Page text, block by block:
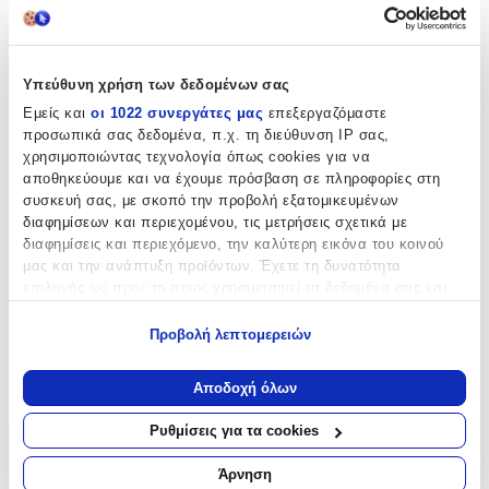
Υπεύθυνη χρήση των δεδομένων σας
Εμείς και οι 1022 συνεργάτες μας επεξεργαζόμαστε
προσωπικά σας δεδομένα, π.χ. τη διεύθυνση IP σας,
χρησιμοποιώντας τεχνολογία όπως cookies για να
αποθηκεύουμε και να έχουμε πρόσβαση σε πληροφορίες στη
συσκευή σας, με σκοπό την προβολή εξατομικευμένων
διαφημίσεων και περιεχομένου, τις μετρήσεις σχετικά με
διαφημίσεις και περιεχόμενο, την καλύτερη εικόνα του κοινού
μας και την ανάπτυξη προϊόντων. Έχετε τη δυνατότητα
Να συλλέξουμε πληροφορίες σχετικά με τη γεωγραφική
σας τοποθεσία, οι οποίες μπορεί να είναι ακριβείς σε
απόσταση μερικών μέτρων
Να αναγνωρίσουμε τη συσκευή σας σαρώνοντας ενεργά
για συγκεκριμένα χαρακτηριστικά (δακτυλικό αποτύπωμα)
Προβολή λεπτομερειών
Αποδοχή όλων
Ρυθμίσεις για τα cookies
Άρνηση
Χαρακτηριστικά
Είδος:
για Φωτογραφία
με Led
Όχι
Χαρακτηριστικά